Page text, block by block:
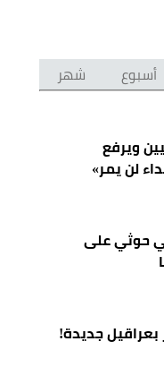
أسبوع شهر
ويرفع
لن يمر»
حوثي على
جديدة!